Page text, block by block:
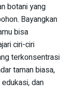
botani yang
Bayangkan
bisa
ciri-ciri
terkonsentrasi
taman biasa,
dan